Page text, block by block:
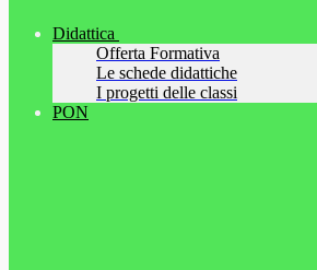
Didattica
Offerta Formativa
Le schede didattiche
I progetti delle classi
PON